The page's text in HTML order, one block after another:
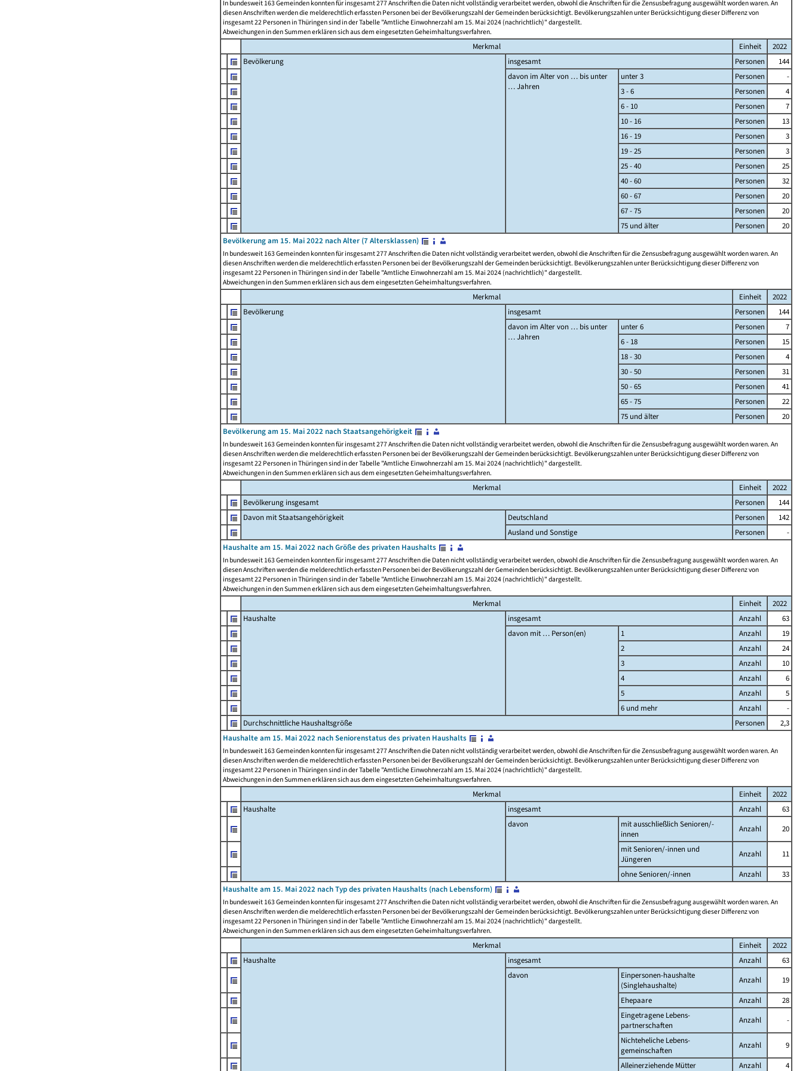
In bundesweit 163 Gemeinden konnten für insgesamt 277 Anschriften die Daten nicht vollständig verarbeitet werden, obwohl die Anschriften für die Zensusbefragung ausgewählt worden waren. An
diesen Anschriften werden die melderechtlich erfassten Personen bei der Bevölkerungszahl der Gemeinden berücksichtigt. Bevölkerungszahlen unter Berücksichtigung dieser Differenz von
insgesamt 22 Personen in Thüringen sind in der Tabelle "Amtliche Einwohnerzahl am 15. Mai 2024 (nachrichtlich)" dargestellt.
Abweichungen in den Summen erklären sich aus dem eingesetzten Geheimhaltungsverfahren.
Merkmal Einheit
2022
Bevölkerung
insgesamt Personen
144
davon im Alter von … bis unter
… Jahren
unter 3 Personen
-
3 - 6
Personen
4
6 - 10
Personen
7
10 - 16
Personen
13
16 - 19
Personen
3
19 - 25
Personen
3
25 - 40
Personen
25
40 - 60
Personen
32
60 - 67
Personen
20
67 - 75
Personen
20
75 und älter
Personen
20
Bevölkerung am 15. Mai 2022 nach Alter (7 Altersklassen)
In bundesweit 163 Gemeinden konnten für insgesamt 277 Anschriften die Daten nicht vollständig verarbeitet werden, obwohl die Anschriften für die Zensusbefragung ausgewählt worden waren. An
diesen Anschriften werden die melderechtlich erfassten Personen bei der Bevölkerungszahl der Gemeinden berücksichtigt. Bevölkerungszahlen unter Berücksichtigung dieser Differenz von
insgesamt 22 Personen in Thüringen sind in der Tabelle "Amtliche Einwohnerzahl am 15. Mai 2024 (nachrichtlich)" dargestellt.
Abweichungen in den Summen erklären sich aus dem eingesetzten Geheimhaltungsverfahren.
Merkmal Einheit
2022
Bevölkerung
insgesamt Personen
144
davon im Alter von … bis unter
… Jahren
unter 6 Personen
7
6 - 18
Personen
15
18 - 30
Personen
4
30 - 50
Personen
31
50 - 65
Personen
41
65 - 75
Personen
22
75 und älter
Personen
20
Bevölkerung am 15. Mai 2022 nach Staatsangehörigkeit
In bundesweit 163 Gemeinden konnten für insgesamt 277 Anschriften die Daten nicht vollständig verarbeitet werden, obwohl die Anschriften für die Zensusbefragung ausgewählt worden waren. An
diesen Anschriften werden die melderechtlich erfassten Personen bei der Bevölkerungszahl der Gemeinden berücksichtigt. Bevölkerungszahlen unter Berücksichtigung dieser Differenz von
insgesamt 22 Personen in Thüringen sind in der Tabelle "Amtliche Einwohnerzahl am 15. Mai 2024 (nachrichtlich)" dargestellt.
Abweichungen in den Summen erklären sich aus dem eingesetzten Geheimhaltungsverfahren.
Merkmal Einheit
2022
Bevölkerung insgesamt
Personen
144
Davon mit Staatsangehörigkeit
Deutschland Personen
142
Ausland und Sonstige
Personen
-
Haushalte am 15. Mai 2022 nach Größe des privaten Haushalts
In bundesweit 163 Gemeinden konnten für insgesamt 277 Anschriften die Daten nicht vollständig verarbeitet werden, obwohl die Anschriften für die Zensusbefragung ausgewählt worden waren. An
diesen Anschriften werden die melderechtlich erfassten Personen bei der Bevölkerungszahl der Gemeinden berücksichtigt. Bevölkerungszahlen unter Berücksichtigung dieser Differenz von
insgesamt 22 Personen in Thüringen sind in der Tabelle "Amtliche Einwohnerzahl am 15. Mai 2024 (nachrichtlich)" dargestellt.
Abweichungen in den Summen erklären sich aus dem eingesetzten Geheimhaltungsverfahren.
Merkmal Einheit
2022
Haushalte
insgesamt Anzahl
63
davon mit … Person(en)
1 Anzahl
19
2
Anzahl
24
3
Anzahl
10
4
Anzahl
6
5
Anzahl
5
6 und mehr
Anzahl
-
Durchschnittliche Haushaltsgröße
Personen
2,3
Haushalte am 15. Mai 2022 nach Seniorenstatus des privaten Haushalts
In bundesweit 163 Gemeinden konnten für insgesamt 277 Anschriften die Daten nicht vollständig verarbeitet werden, obwohl die Anschriften für die Zensusbefragung ausgewählt worden waren. An
diesen Anschriften werden die melderechtlich erfassten Personen bei der Bevölkerungszahl der Gemeinden berücksichtigt. Bevölkerungszahlen unter Berücksichtigung dieser Differenz von
insgesamt 22 Personen in Thüringen sind in der Tabelle "Amtliche Einwohnerzahl am 15. Mai 2024 (nachrichtlich)" dargestellt.
Abweichungen in den Summen erklären sich aus dem eingesetzten Geheimhaltungsverfahren.
Merkmal Einheit
2022
Haushalte
insgesamt Anzahl
63
davon
mit ausschließlich Senioren/-
innen
Anzahl
20
mit Senioren/-innen und
Jüngeren
Anzahl
11
ohne Senioren/-innen
Anzahl
33
Haushalte am 15. Mai 2022 nach Typ des privaten Haushalts (nach Lebensform)
In bundesweit 163 Gemeinden konnten für insgesamt 277 Anschriften die Daten nicht vollständig verarbeitet werden, obwohl die Anschriften für die Zensusbefragung ausgewählt worden waren. An
diesen Anschriften werden die melderechtlich erfassten Personen bei der Bevölkerungszahl der Gemeinden berücksichtigt. Bevölkerungszahlen unter Berücksichtigung dieser Differenz von
insgesamt 22 Personen in Thüringen sind in der Tabelle "Amtliche Einwohnerzahl am 15. Mai 2024 (nachrichtlich)" dargestellt.
Abweichungen in den Summen erklären sich aus dem eingesetzten Geheimhaltungsverfahren.
Merkmal Einheit
2022
Haushalte
insgesamt Anzahl
63
davon
Einpersonen-haushalte
(Singlehaushalte)
Anzahl
19
Ehepaare
Anzahl
28
Eingetragene Lebens-
partnerschaften
Anzahl
-
Nichteheliche Lebens-
gemeinschaften
Anzahl
9
Alleinerziehende Mütter
Anzahl 4